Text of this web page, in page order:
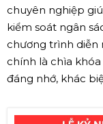
chuyên nghiệp
kiểm soát ngân
chương trình diễn
chính là chìa
đáng nhớ, khác